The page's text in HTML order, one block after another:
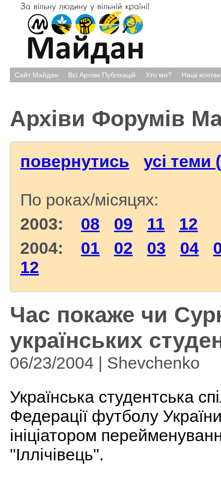
Сайт Майдан Всі Архіви Публікацій Хто ми? Наші
Архіви Форумів
повернутись усі теми
По роках/місяцях:
2003: 08 09 11
12
2004: 01 02 03 04
12
Час покаже чи
українських
06/23/2004 | Shevchenko
Українська студентська
Федерації футболу
ініціатором
"Іллічівець".